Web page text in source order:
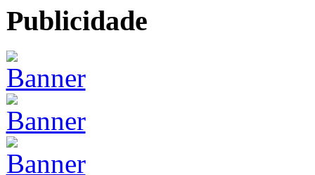
Publicidade